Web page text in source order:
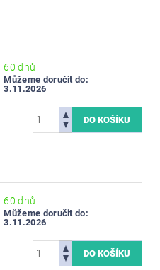
60 dnů
Můžeme doručit do:
3.11.2026
60 dnů
Můžeme doručit do:
3.11.2026